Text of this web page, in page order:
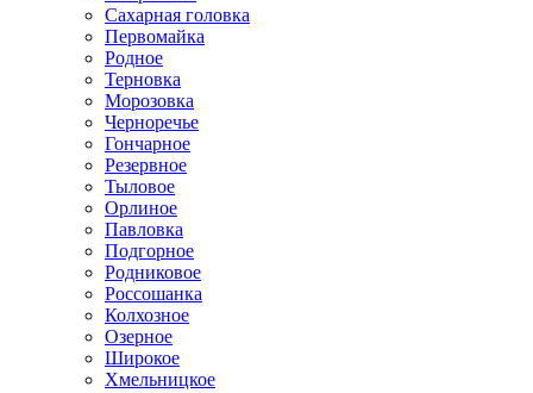
Сахарная головка
Первомайка
Родное
Терновка
Морозовка
Черноречье
Гончарное
Резервное
Тыловое
Орлиное
Павловка
Подгорное
Родниковое
Россошанка
Колхозное
Озерное
Широкое
Хмельницкое